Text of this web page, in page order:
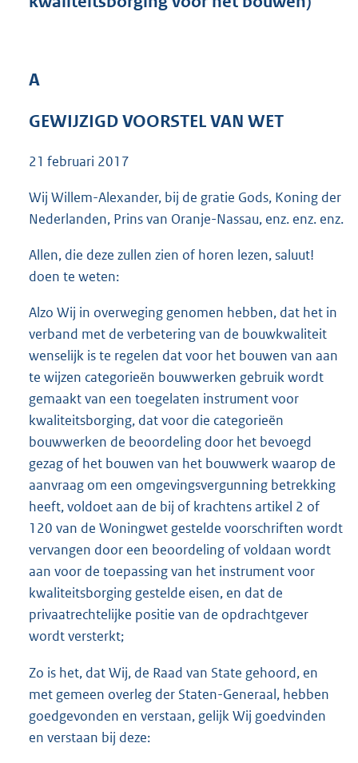
5
A
GEWIJZIGD VOORSTEL VAN WET
21 februari 2017
Wij Willem-Alexander, bij de gratie Gods, Koning der
Nederlanden, Prins van Oranje-Nassau, enz. enz. enz.
Allen, die deze zullen zien of horen lezen, saluut!
doen te weten:
Alzo Wij in overweging genomen hebben, dat het in
verband met de verbetering van de bouwkwaliteit
wenselijk is te regelen dat voor het bouwen van aan
te wijzen categorieën bouwwerken gebruik wordt
gemaakt van een toegelaten instrument voor
kwaliteitsborging, dat voor die categorieën
bouwwerken de beoordeling door het bevoegd
gezag of het bouwen van het bouwwerk waarop de
aanvraag om een omgevingsvergunning betrekking
heeft, voldoet aan de bij of krachtens artikel 2 of
120 van de Woningwet gestelde voorschriften wordt
vervangen door een beoordeling of voldaan wordt
aan voor de toepassing van het instrument voor
kwaliteitsborging gestelde eisen, en dat de
privaatrechtelijke positie van de opdrachtgever
wordt versterkt;
Zo is het, dat Wij, de Raad van State gehoord, en
met gemeen overleg der Staten-Generaal, hebben
goedgevonden en verstaan, gelijk Wij goedvinden
en verstaan bij deze: